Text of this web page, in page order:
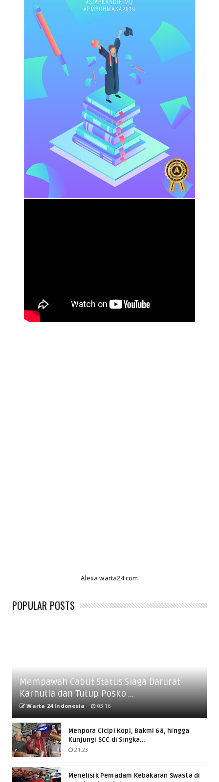
Alexa warta24.com
POPULAR POSTS
Mempawah Cabut Status Siaga Darurat
Karhutla dan Tutup Posko ...
Warta 24 Indonesia 03.16
Menpora Cicipi Kopi, Bakmi 68, hingga
Kunjungi SCC di Singka...
21.23
Menelisik Pemadam Kebakaran Swasta di